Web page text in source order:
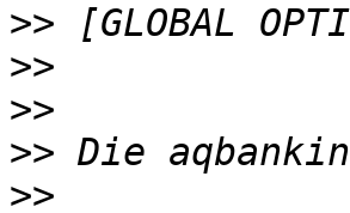
>>
>>
>>
>>
>>